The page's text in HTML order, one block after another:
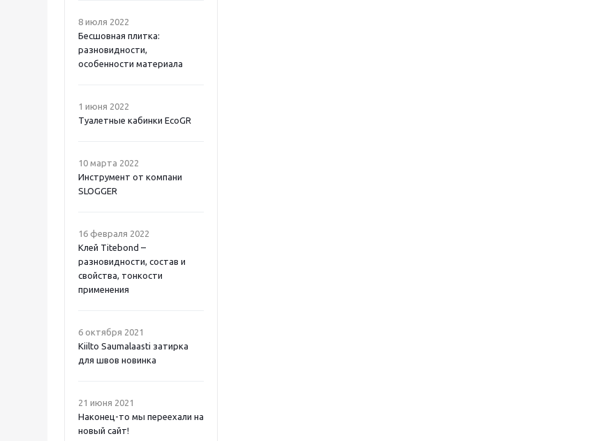
8 июля 2022
Бесшовная плитка:
разновидности,
особенности материала
1 июня 2022
Туалетные кабинки EcoGR
10 марта 2022
Инструмент от компани
SLOGGER
16 февраля 2022
Клей Titebond –
разновидности, состав и
свойства, тонкости
применения
6 октября 2021
Kiilto Saumalaasti затирка
для швов новинка
21 июня 2021
Наконец-то мы переехали на
новый сайт!